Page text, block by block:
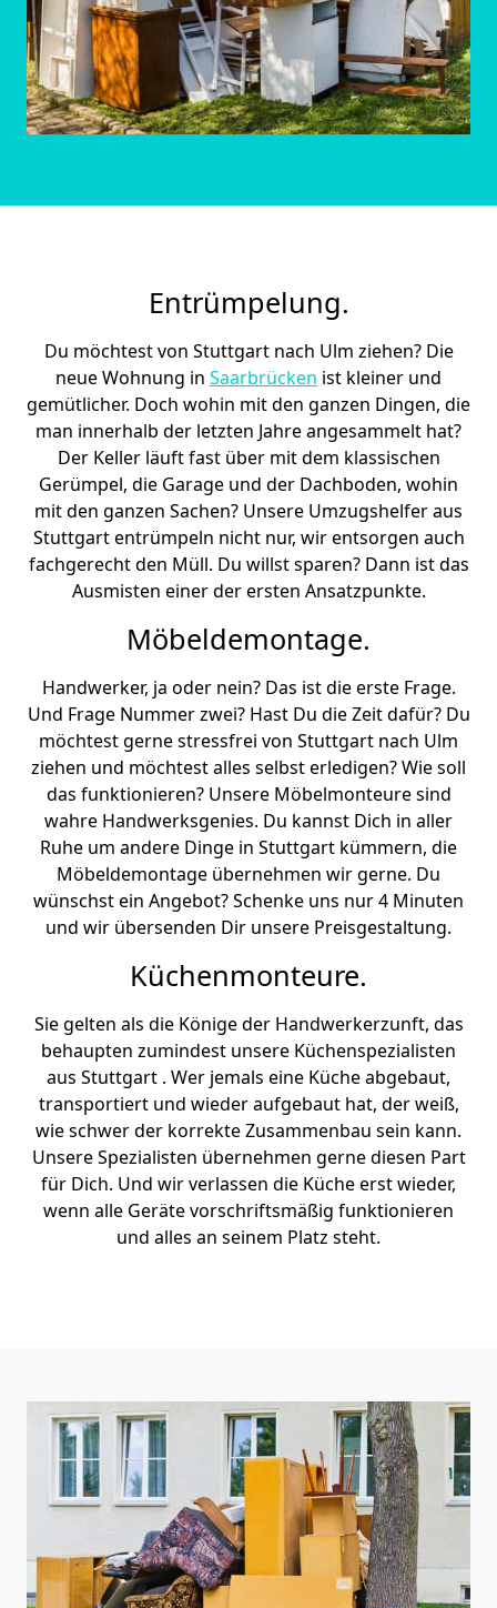
Entrümpelung.
Du möchtest von Stuttgart nach Ulm ziehen? Die
neue Wohnung in Saarbrücken ist kleiner und
gemütlicher. Doch wohin mit den ganzen Dingen, die
man innerhalb der letzten Jahre angesammelt hat?
Der Keller läuft fast über mit dem klassischen
Gerümpel, die Garage und der Dachboden, wohin
mit den ganzen Sachen? Unsere Umzugshelfer aus
Stuttgart entrümpeln nicht nur, wir entsorgen auch
fachgerecht den Müll. Du willst sparen? Dann ist das
Ausmisten einer der ersten Ansatzpunkte.
Möbeldemontage.
Handwerker, ja oder nein? Das ist die erste Frage.
Und Frage Nummer zwei? Hast Du die Zeit dafür? Du
möchtest gerne stressfrei von Stuttgart nach Ulm
ziehen und möchtest alles selbst erledigen? Wie soll
das funktionieren? Unsere Möbelmonteure sind
wahre Handwerksgenies. Du kannst Dich in aller
Ruhe um andere Dinge in Stuttgart kümmern, die
Möbeldemontage übernehmen wir gerne. Du
wünschst ein Angebot? Schenke uns nur 4 Minuten
und wir übersenden Dir unsere Preisgestaltung.
Küchenmonteure.
Sie gelten als die Könige der Handwerkerzunft, das
behaupten zumindest unsere Küchenspezialisten
aus Stuttgart . Wer jemals eine Küche abgebaut,
transportiert und wieder aufgebaut hat, der weiß,
wie schwer der korrekte Zusammenbau sein kann.
Unsere Spezialisten übernehmen gerne diesen Part
für Dich. Und wir verlassen die Küche erst wieder,
wenn alle Geräte vorschriftsmäßig funktionieren
und alles an seinem Platz steht.